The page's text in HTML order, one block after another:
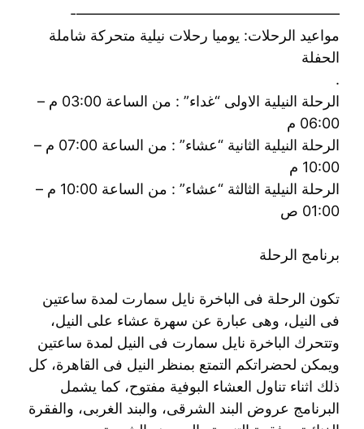
——————————————————-
مواعيد الرحلات: يوميا رحلات نيلية متحركة شاملة
الحفلة
.
الرحلة النيلية الاولى “غداء” : من الساعة 03:00 م –
06:00 م
الرحلة النيلية الثانية “عشاء” : من الساعة 07:00 م –
10:00 م
الرحلة النيلية الثالثة “عشاء” : من الساعة 10:00 م –
01:00 ص
برنامج الرحلة
تكون الرحلة فى الباخرة نايل سمارت لمدة ساعتين
فى النيل، وهى عبارة عن سهرة عشاء على النيل،
وتتحرك الباخرة نايل سمارت فى النيل لمدة ساعتين
ويمكن لحضراتكم التمتع بمنظر النيل فى القاهرة، كل
ذلك اثناء تناول العشاء البوفية مفتوح، كما يشمل
البرنامج عروض البند الشرقى، والبند الغربى، والفقرة